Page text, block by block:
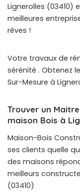
Lignerolles (03410)
meilleures
rêves !
Votre travaux de
sérénité . Obtenez
Sur-Mesure à
Trouver un
maison Bois à
Maison-Bois
ses clients quelle
des maisons
meilleurs
(03410)